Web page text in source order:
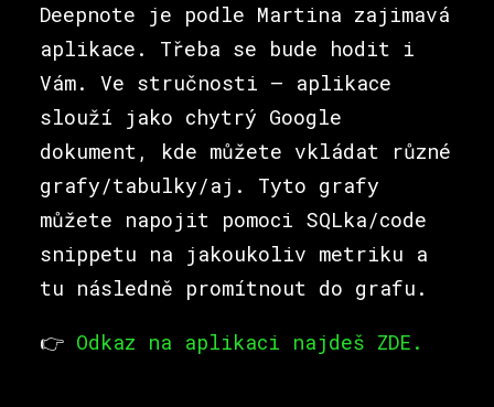
Deepnote je podle Martina zajimavá
aplikace. Třeba se bude hodit i
Vám. Ve stručnosti – aplikace
slouží jako chytrý Google
dokument, kde můžete vkládat různé
grafy/tabulky/aj. Tyto grafy
můžete napojit pomoci SQLka/code
snippetu na jakoukoliv metriku a
tu následně promítnout do grafu.
👉 Odkaz na aplikaci najdeš ZDE.